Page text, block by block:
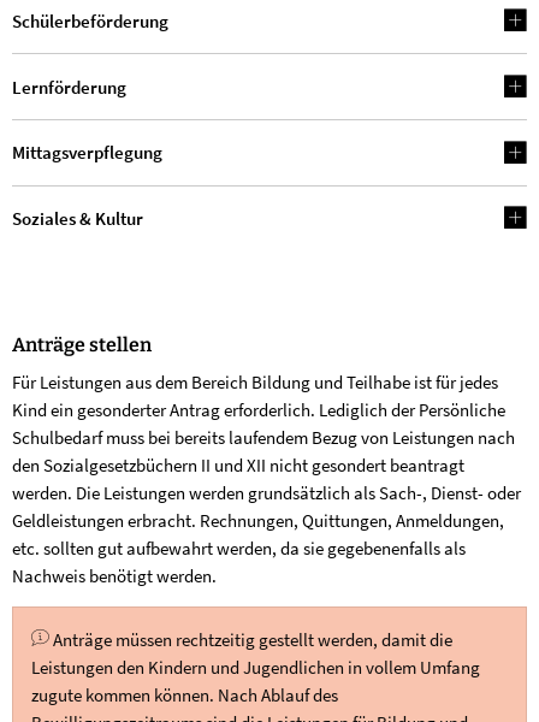
Schülerbeförderung
Lernförderung
Mittagsverpflegung
Soziales & Kultur
Anträge stellen
Für Leistungen aus dem Bereich Bildung und Teilhabe ist für jedes
Kind ein gesonderter Antrag erforderlich. Lediglich der Persönliche
Schulbedarf muss bei bereits laufendem Bezug von Leistungen nach
den Sozialgesetzbüchern II und XII nicht gesondert beantragt
werden. Die Leistungen werden grundsätzlich als Sach-, Dienst- oder
Geldleistungen erbracht. Rechnungen, Quittungen, Anmeldungen,
etc. sollten gut aufbewahrt werden, da sie gegebenenfalls als
Nachweis benötigt werden.
Anträge müssen rechtzeitig gestellt werden, damit die
Leistungen den Kindern und Jugendlichen in vollem Umfang
zugute kommen können. Nach Ablauf des